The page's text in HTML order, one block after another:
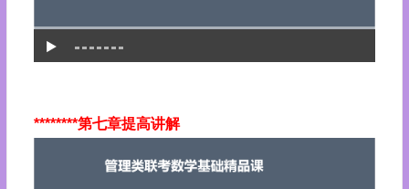
********第七章提高讲解